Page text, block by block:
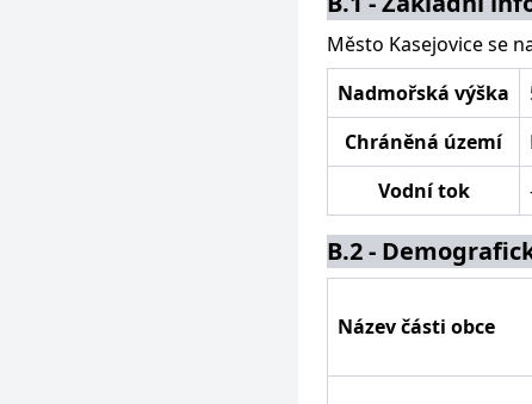
Město Kasejovice se
Nadmořská výška
Chráněná území
Vodní tok
B.2 -
Název části obce